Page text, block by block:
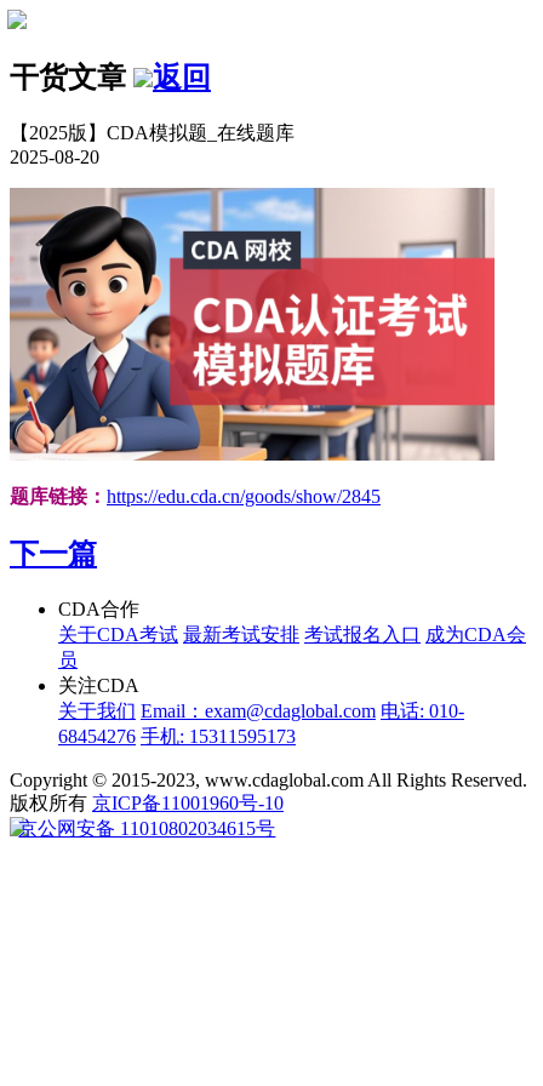
干货文章 返回
【2025版】CDA模拟题_在线题库
2025-08-20
题库链接： https://edu.cda.cn/goods/show/2845
下一篇
CDA合作
关于CDA考试 最新考试安排 考试报名入口 成为CDA会
员
关注CDA
关于我们 Email：exam@cdaglobal.com 电话: 010-
68454276 手机: 15311595173
Copyright © 2015-2023, www.cdaglobal.com All Rights Reserved.
版权所有 京ICP备11001960号-10
京公网安备 11010802034615号